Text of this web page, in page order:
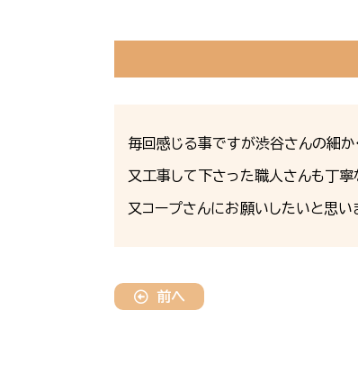
毎回感じる事ですが渋谷さんの細か
又工事して下さった職人さんも丁寧
又コープさんにお願いしたいと思い
前へ